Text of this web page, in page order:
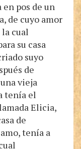
pos de un
de cuyo amor
cual
su casa
suyo
de
vieja
tenía el
Elicia,
de
tenía a